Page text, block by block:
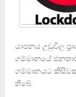
යාපනය උඩුවිල
ගම්මානයේ
ගම්මානයට
තිබේ.